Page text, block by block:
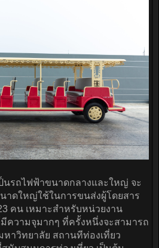
นรถไฟฟ้าขนาดกลางและใหญ่ จะ
าดใหญ่ใช้ในการขนส่งผู้โดยสาร
คน เหมาะสำหรับหน่วยงาน
ความจุมากๆ ที่ครั้งหนึ่งจะสามารถ
าวิทยาลัย สถานทีท่องเที่ยว